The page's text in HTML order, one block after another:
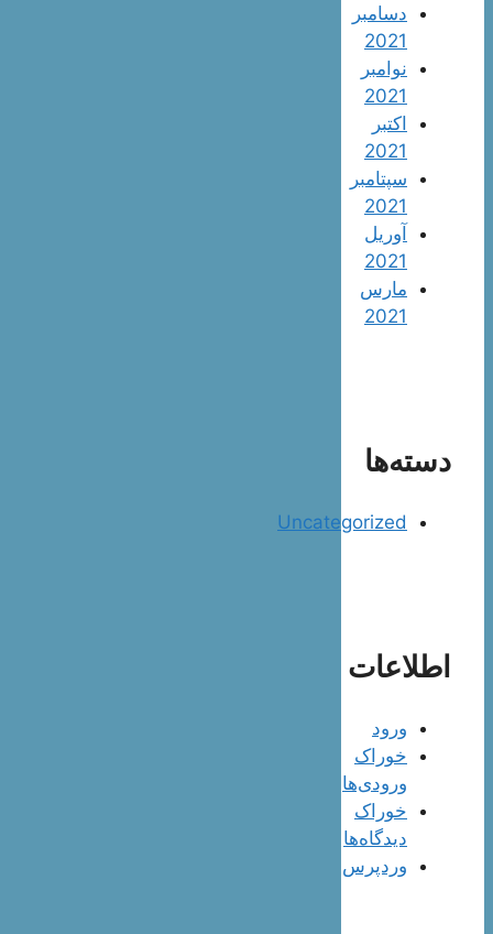
دسامبر
2021
نوامبر
2021
اکتبر
2021
سپتامبر
2021
آوریل
2021
مارس
2021
دسته‌ها
Uncategorized
اطلاعات
ورود
خوراک
ورودی‌ها
خوراک
دیدگاه‌ها
وردپرس